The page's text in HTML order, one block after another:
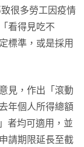
很多勞工因疫情
看得見吃不
標準，或是採用
見，作出「滾動
年個人所得總額
者均可適用，並
請期限延長至截